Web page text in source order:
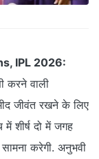
IPL 2026:
करने वाली
जीवंत रखने के लिए
शीर्ष दो में जगह
करेगी. अनुभवी